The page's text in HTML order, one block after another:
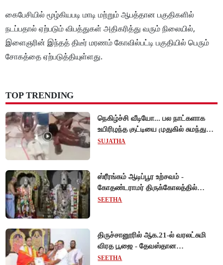
கைபேசியில் மூழ்கியபடி மாடி மற்றும் ஆபத்தான பகுதிகளில்
நடப்பதால் ஏற்படும் விபத்துகள் அதிகரித்து வரும் நிலையில்,
இளைஞரின் இந்தத் திடீர் மரணம் கோவில்பட்டி பகுதியில் பெரும்
சோகத்தை ஏற்படுத்தியுள்ளது.
TOP TRENDING
நெகிழ்ச்சி வீடியோ... பல நாட்களாக
உயிரிழந்த குட்டியை முதுகில் சுமந்து
நீந்திய டால்பின்... உலகை உலுக்கிய
SUJATHA
ஸ்ரீரங்கம் ஆடிப்பூர உற்சவம் -
கோதண்டராமர் திருக்கோலத்தில்
ஆண்டாள் நாச்சியார்!
SEETHA
திருச்சானூரில் ஆக.21-ல் வரலட்சுமி
விரத பூஜை - தேவஸ்தான
அறங்காவலர் குழு தலைவருக்கு
SEETHA